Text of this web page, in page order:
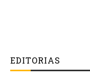
EDITORIAS